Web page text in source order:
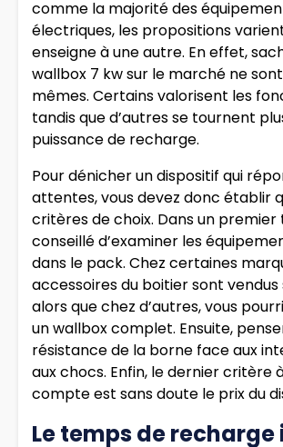
comme la majorité des
électriques, les propositions
enseigne à une autre. En effet,
wallbox 7 kw sur le marché ne
mêmes. Certains valorisent les
tandis que d’autres se tournent
puissance de recharge.
Pour dénicher un dispositif qui
attentes, vous devez donc établir
critères de choix. Dans un premier
conseillé d’examiner les
dans le pack. Chez certaines
accessoires du boitier sont
alors que chez d’autres, vous
un wallbox complet. Ensuite,
résistance de la borne face aux
aux chocs. Enfin, le dernier critère
compte est sans doute le prix du
Le temps de recharge